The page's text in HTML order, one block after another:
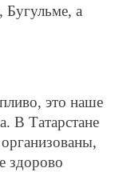
Бугульме, а
это наше
В Татарстане
здорово